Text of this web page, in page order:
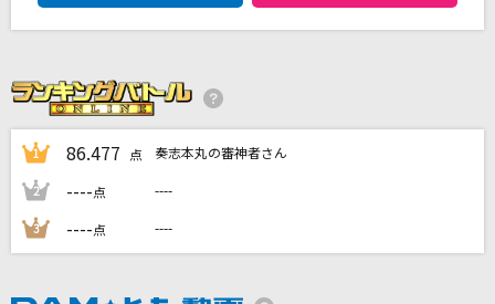
橘ゆうじ
サカナクション
STOP ME
[生音]左右盲
1 86.477 点 奏志本丸の審神者さん
2 ----点 ----
3 ----点 ----